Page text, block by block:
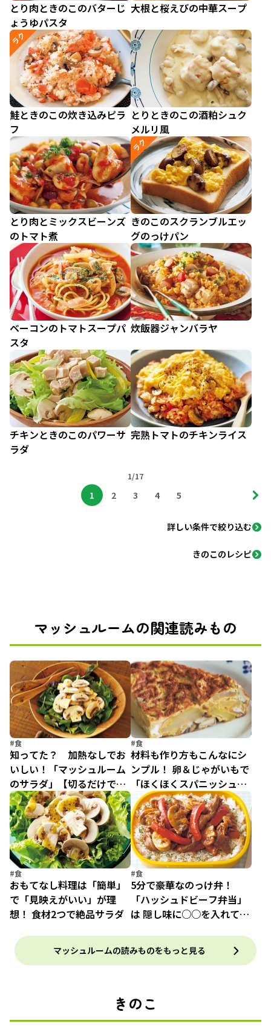
とり肉ときのこのバターじ
ょうゆパスタ
大根と桜えびの中華スープ
ラク
鮭ときのこの炊き込みピラ
フ
とりときのこの酒粕シュク
メルリ風
とり肉とミックスビーンズ
のトマト煮
ラク
きのこのスクランブルエッ
グのっけパン
ベーコンのトマトスープパ
スタ
炊飯器ジャンバラヤ
チキンときのこのパワーサ
ラダ
完熟トマトのチキンライス
1/17
1 2 3 4 5
詳しい条件で絞り込む
きのこのレシピ
マッシュルームの関連読みもの
#食
知ってた？ 加熱なしでお
いしい！「マッシュルーム
のサラダ」【切るだけで即
完成】
#食
材料も作り方もこんなにシ
ンプル！ 卵＆じゃがいもで
「ほくほくスパニッシュオ
ムレツ」
#食
おもてなし料理は「簡単」
で「見映えがいい」が理
想！ 食材2つで絶品サラダ
#食
5分で豪華なのっけ弁！
「ハッシュドビーフ弁当」
は 隠し味に○○を入れてコ
マッシュルームの読みものをもっと見る
きのこ